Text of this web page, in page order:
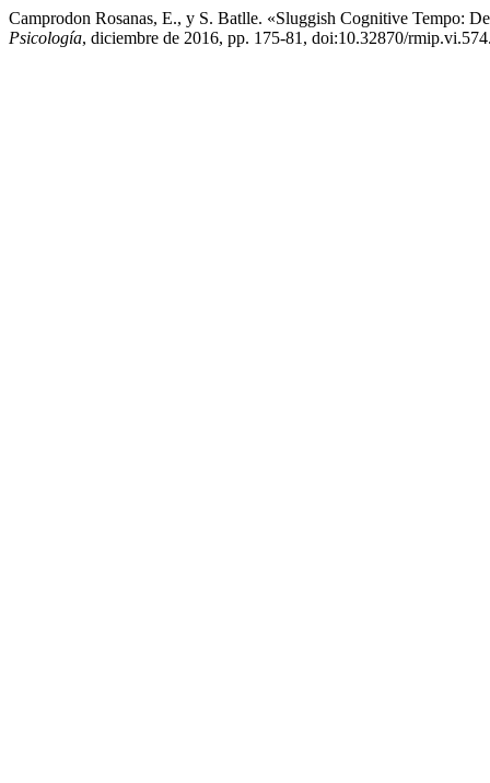
Camprodon Rosanas, E., y S. Batlle. «Sluggish Cognitive Tempo:
Psicología, diciembre de 2016, pp. 175-81, doi:10.32870/